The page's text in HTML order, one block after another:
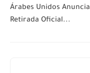
Árabes Unidos
Retirada Oficial...